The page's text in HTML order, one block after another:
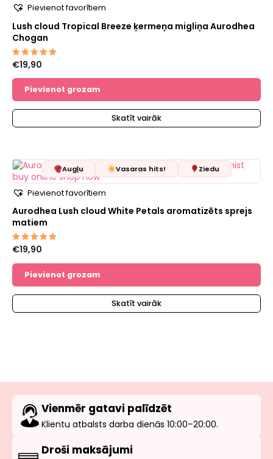
Pievienot favorītiem
Lush cloud Tropical Breeze ķermeņa migliņa Aurodhea
Chogan
Novērtēts
ar
5.00
€19,90
Pievienot grozam
Skatīt vairāk
Augļu Vasaras hits! Ziedu
Pievienot favorītiem
Aurodhea Lush cloud White Petals aromatizēts sprejs
matiem
Novērtēts
5.00
€19,90
Pievienot grozam
Skatīt vairāk
Vienmēr gatavi palīdzēt
Klientu atbalsts darba dienās 10:00–20:00.
Droši maksājumi